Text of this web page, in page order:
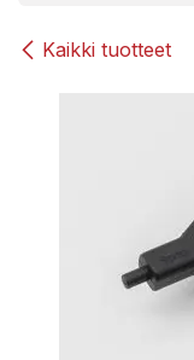
Kaikki tuotteet